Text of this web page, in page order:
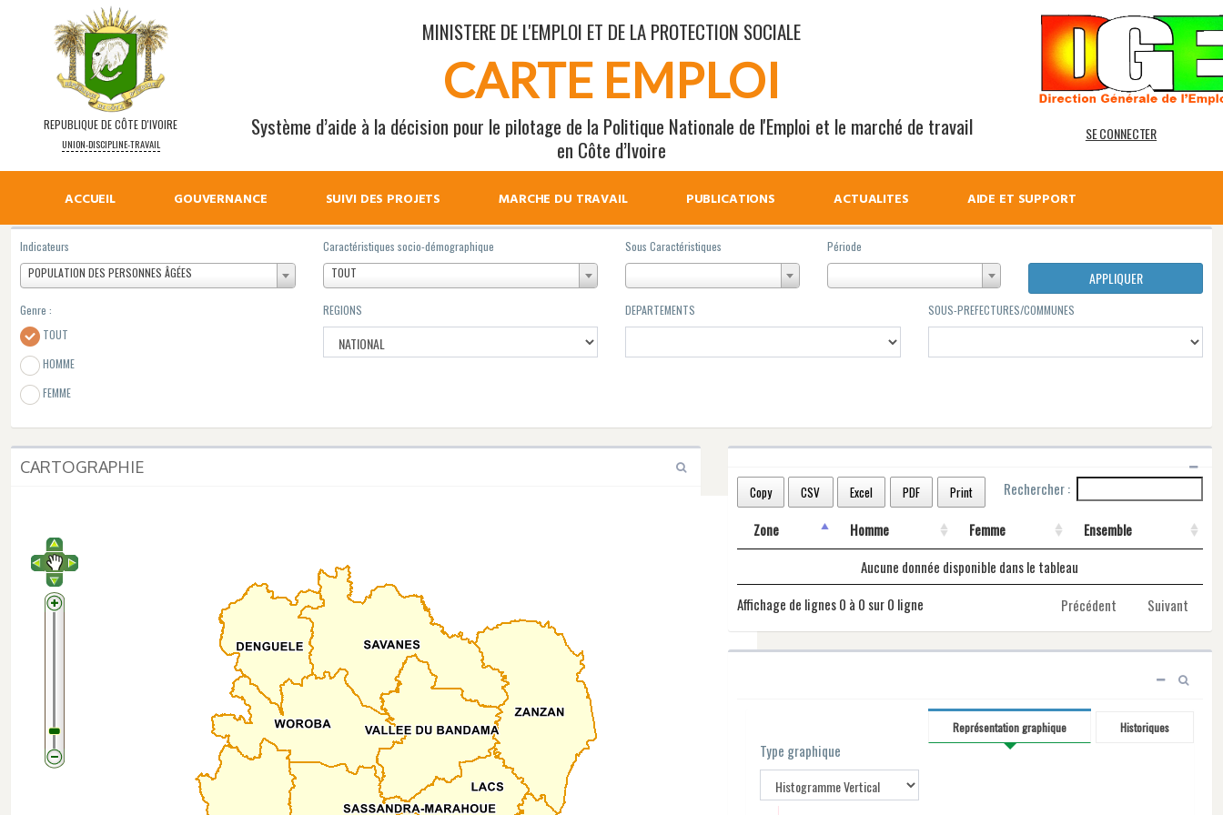
REPUBLIQUE DE CÔTE D'IVOIRE
UNION-DISCIPLINE-TRAVAIL
MINISTERE DE L'EMPLOI ET DE LA PROTECTION SOCIALE
CARTE EMPLOI
Système d’aide à la décision pour le pilotage de la Politique Nationale de l'Emploi et le marché de travail
en Côte d’Ivoire
SE CONNECTER
ACCUEIL GOUVERNANCE SUIVI DES PROJETS MARCHE DU TRAVAIL PUBLICATIONS ACTUALITES AIDE ET SUPPORT
Indicateurs
POPULATION DES PERSONNES ÂGÉES
Caractéristiques socio-démographique
TOUT
Sous Caractéristiques Période
APPLIQUER
Genre :
TOUT
HOMME
FEMME
REGIONS DEPARTEMENTS SOUS-PREFECTURES/COMMUNES
CARTOGRAPHIE
Copy CSV Excel PDF Print Rechercher :
Zone Homme Femme
Ensemble
Aucune donnée disponible dans le tableau
Affichage de lignes 0 à 0 sur 0 ligne
Précédent Suivant
Historiques
Représentation graphique
Type graphique